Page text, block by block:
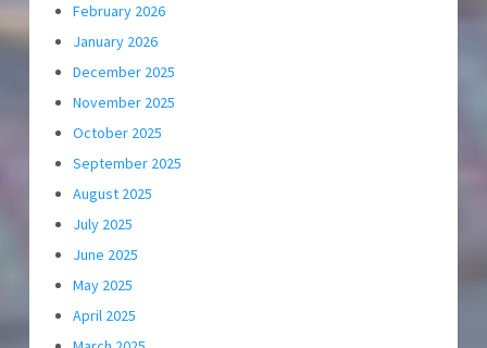
February 2026
January 2026
December 2025
November 2025
October 2025
September 2025
August 2025
July 2025
June 2025
May 2025
April 2025